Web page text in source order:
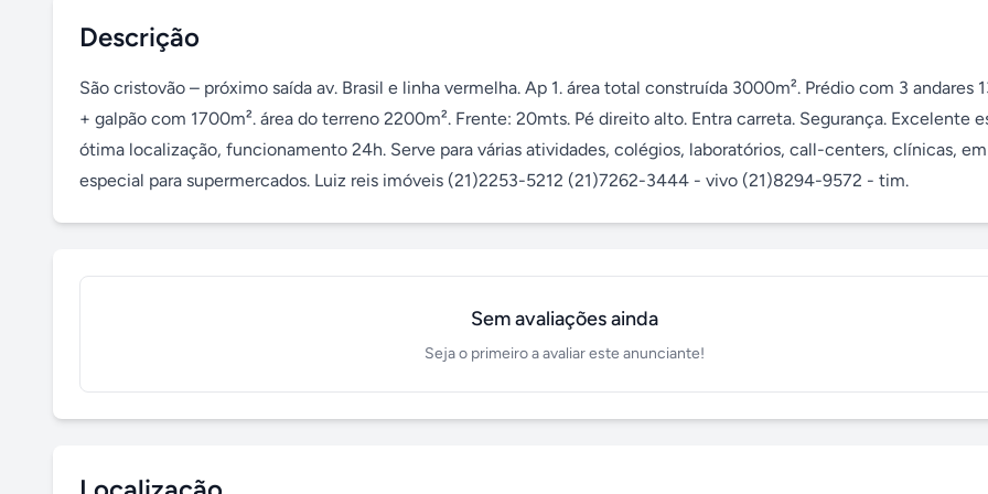
Descrição
São cristovão – próximo saída av. Brasil e linha vermelha. Ap 1. área total construída 3000m². Prédio com 3 andares
+ galpão com 1700m². área do terreno 2200m². Frente: 20mts. Pé direito alto. Entra carreta. Segurança. Excelente
ótima localização, funcionamento 24h. Serve para várias atividades, colégios, laboratórios, call-centers, clínicas, em
especial para supermercados. Luiz reis imóveis (21)2253-5212 (21)7262-3444 - vivo (21)8294-9572 - tim.
Sem avaliações ainda
Seja o primeiro a avaliar este anunciante!